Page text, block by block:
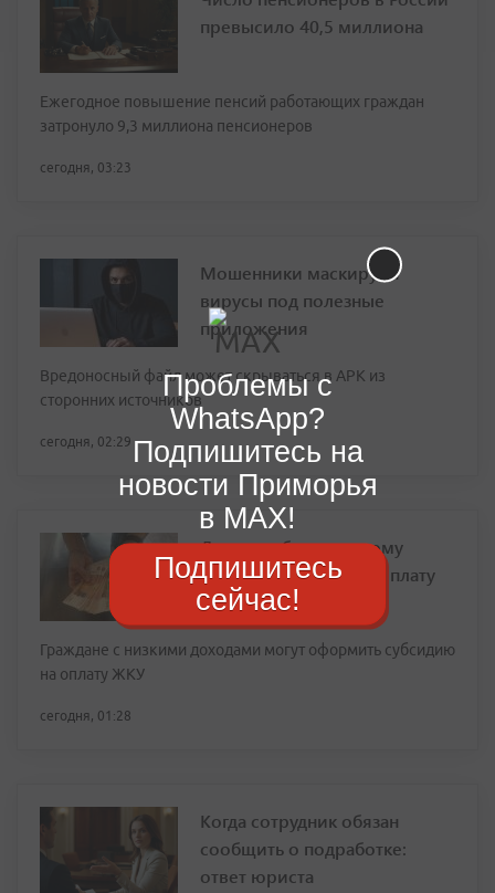
превысило 40,5 миллиона
Ежегодное повышение пенсий работающих граждан
затронуло 9,3 миллиона пенсионеров
сегодня, 03:23
Мошенники маскируют
вирусы под полезные
приложения
Вредоносный файл может скрываться в APK из
сторонних источников
сегодня, 02:29
Депутат объяснил, кому
положены льготы на оплату
ЖКУ
Граждане с низкими доходами могут оформить субсидию
на оплату ЖКУ
сегодня, 01:28
Когда сотрудник обязан
сообщить о подработке:
ответ юриста
Проблемы с
WhatsApp?
Подпишитесь на
новости Приморья
в MAX!
Подпишитесь
сейчас!